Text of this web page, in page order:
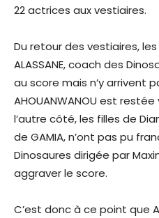
22 actrices aux vestiaires.
Du retour des vestiaires,
ALASSANE, coach des
au score mais n’y arrivent
AHOUANWANOU est
l’autre côté, les filles de
de GAMIA, n’ont pas pu
Dinosaures dirigée par
aggraver le score.
C’est donc à ce point que